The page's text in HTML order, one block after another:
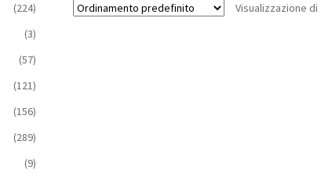
Visualizzazione
(224)
(3)
(57)
(121)
(156)
(289)
(9)